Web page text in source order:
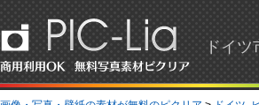
ドイ